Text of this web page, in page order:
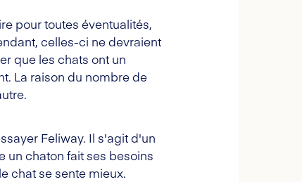
pour toutes éventualités,
celles-ci ne devraient
que les chats ont un
La raison du nombre de
Feliway. Il s'agit d'un
un chaton fait ses besoins
chat se sente mieux.